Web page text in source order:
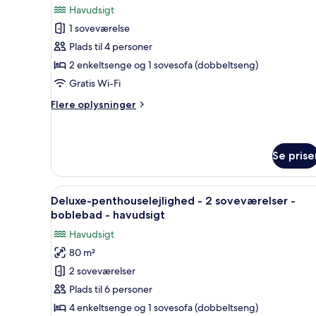
-
balkon
havudsigt
billeder
af
Lejlighed
-
1
-
Havudsigt
1 soveværelse
Plads til 4 personer
2 enkeltsenge og 1 sovesofa (dobbeltseng)
Gratis Wi-Fi
Flere oplysninger
Flere
1
soveværelse
-
balkon
-
havudsigt
Se
Indlæs
alle
af
Deluxe-
penthouselejlighed
-
2
Et moderne soveværelse
19
Deluxe-penthouselejlighed - 2 soveværelser -
boblebad - havudsigt
Havudsigt
80 m²
2 soveværelser
Plads til 6 personer
4 enkeltsenge og 1 sovesofa (dobbeltseng)